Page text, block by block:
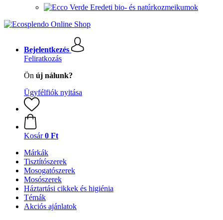
Eredeti bio- és natúrkozmeikumok
Bejelentkezés
Feliratkozás
Ön új nálunk?
Ügyfélfiók nyitása
Kosár 0 Ft
Márkák
Tisztítószerek
Mosogatószerek
Mosószerek
Háztartási cikkek és higiénia
Témák
Akciós ajánlatok